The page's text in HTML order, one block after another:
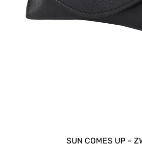
SUN COMES UP –